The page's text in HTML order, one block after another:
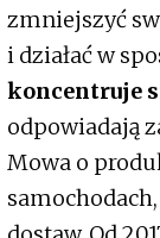
zmniejszyć
i działać w
koncentruje
odpowiadają
Mowa o